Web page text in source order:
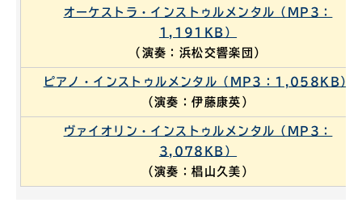
オーケストラ・インストゥルメンタル（MP3：
1,191KB）
（演奏：浜松交響楽団）
ピアノ・インストゥルメンタル（MP3：1,058KB）
（演奏：伊藤康英）
ヴァイオリン・インストゥルメンタル（MP3：
3,078KB）
（演奏：椙山久美）